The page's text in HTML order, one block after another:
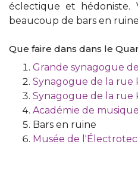
éclectique et hédoniste.
beaucoup de bars en
Que faire dans dans le
Grande synagogue
Synagogue de la rue
Synagogue de la rue
Académie de
Bars en ruine
Musée de